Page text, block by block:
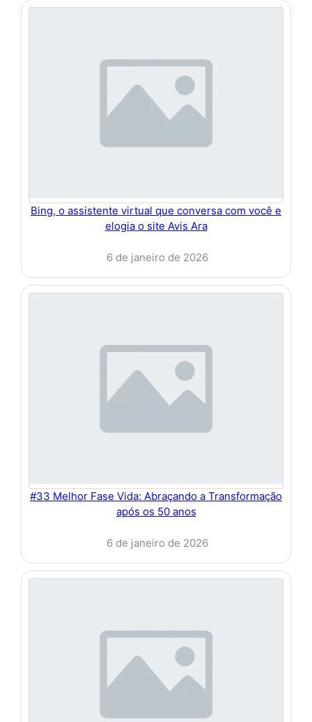
Bing, o assistente virtual que conversa com você e
elogia o site Avis Ara
6 de janeiro de 2026
#33 Melhor Fase Vida: Abraçando a Transformação
após os 50 anos
6 de janeiro de 2026